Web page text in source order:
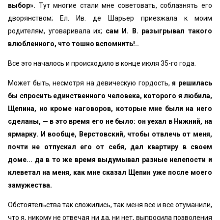
выбор». Тут многие стали мне советовать, соблазнять его
дворянством; Ел. Ив. де Шарьер приезжала к моим
родителям, уговаривала их; сам И. В. разыгрывал такого
влюбленного, что тошно вспомнить!..
Все это началось и происходило в конце июля 35-го года.
Может быть, несмотря на девическую гордость,я решилась
бы спросить единственного человека, которого я любила,
Щепина, но кроме наговоров, которые мне были на него
сделаны, — в это время его не было: он уехал в Нижний, на
ярмарку. И вообще, Верстовский, чтобы отвлечь от меня,
почти не отпускал его от себя, дал квартиру в своем
доме... да в то же время выдумывал разные нелепости и
клеветал на меня, как мне сказал Щепин уже после моего
замужества.
Обстоятельства так сложились, так меня все и все оту­манили,
что я, никому не отвечая ни да, ни нет, выпросила позволения